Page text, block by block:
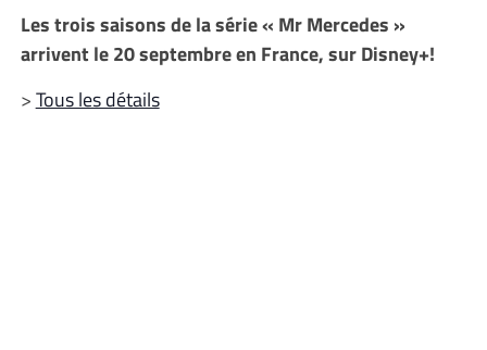
Les trois saisons de la série « Mr Mercedes »
arrivent le 20 septembre en France, sur Disney+!
>Tous les détails